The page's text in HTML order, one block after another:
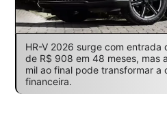
HR-V 2026 surge com entrada
de R$ 908 em 48 meses, mas
mil ao final pode transformar a
financeira.